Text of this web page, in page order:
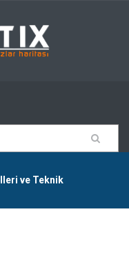
ve Teknik